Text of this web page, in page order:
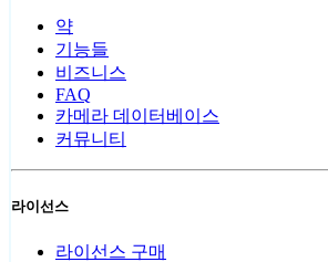
약
기능들
비즈니스
FAQ
카메라 데이터베이스
커뮤니티
라이선스
라이선스 구매